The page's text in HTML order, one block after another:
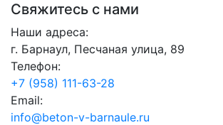
Свяжитесь с нами
Наши адреса:
г. Барнаул, Песчаная улица, 89
Телефон:
+7 (958) 111-63-28
Email:
info@beton-v-barnaule.ru